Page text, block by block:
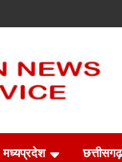
मध्यप्रदेश छत्तीसगढ़